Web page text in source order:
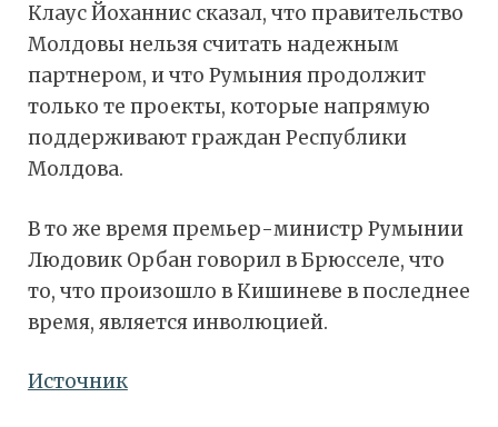
Клаус Йоханнис сказал, что правительство
Молдовы нельзя считать надежным
партнером, и что Румыния продолжит
только те проекты, которые напрямую
поддерживают граждан Республики
Молдова.
В то же время премьер-министр Румынии
Людовик Орбан говорил в Брюсселе, что
то, что произошло в Кишиневе в последнее
время, является инволюцией.
Источник